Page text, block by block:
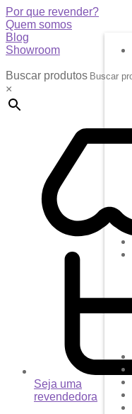
Por que revender?
Quem somos
Blog
Showroom
Buscar produtos
×
Seja uma
revendedora